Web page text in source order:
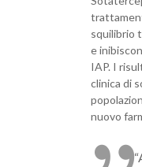
squilibrio
e
IAP. I
clinica di
nuovo